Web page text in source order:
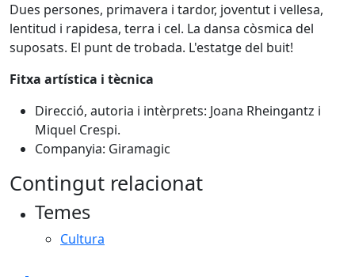
Dues persones, primavera i tardor, joventut i vellesa,
lentitud i rapidesa, terra i cel. La dansa còsmica del
suposats. El punt de trobada. L'estatge del buit!
Fitxa artística i tècnica
Direcció, autoria i intèrprets: Joana Rheingantz i
Miquel Crespi.
Companyia: Giramagic
Contingut relacionat
Temes
Cultura